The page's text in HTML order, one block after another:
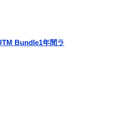
Bundle1年間ラ